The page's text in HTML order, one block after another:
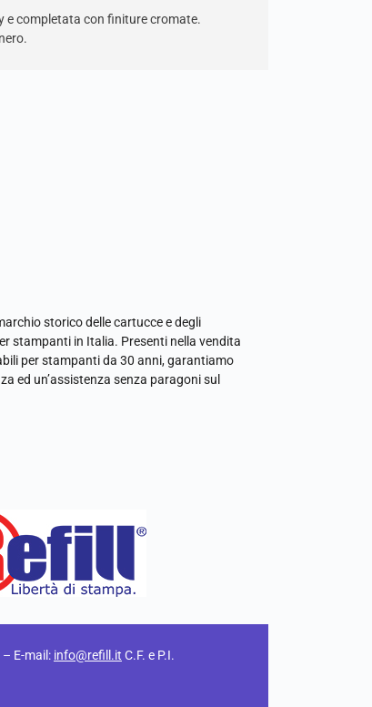
e completata con finiture cromate.
storico delle cartucce e degli
stampanti in Italia. Presenti nella vendita
per stampanti da 30 anni, garantiamo
ed un’assistenza senza paragoni sul
– E-mail: info@refill.it C.F. e P.I.